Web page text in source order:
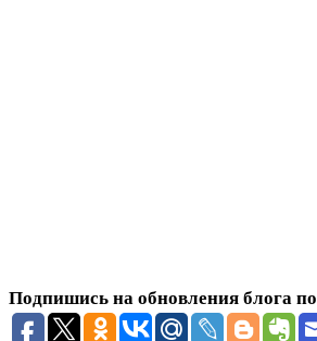
Подпишись на обновления блога по